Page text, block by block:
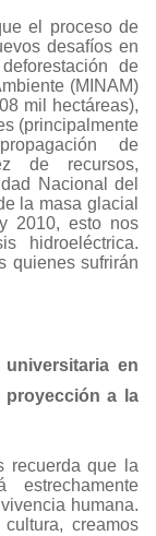
el proceso de
desafíos en
de
(MINAM)
mil hectáreas),
(principalmente
de
de recursos,
Nacional del
la masa glacial
2010, esto nos
hidroeléctrica.
quienes sufrirán
en
a la
recuerda que la
humana.
creamos